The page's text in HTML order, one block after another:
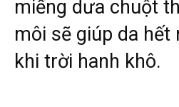
miếng dưa chuột
môi sẽ giúp da hết
khi trời hanh khô.